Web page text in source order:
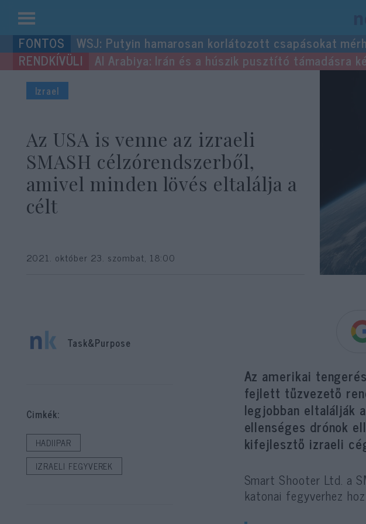
Kilépés
a
tartalomba
WSJ: Putyin hamarosan korlátozott csapásokat
Al Arabiya: Irán és a húszik pusztító támadásra
Izrael
Az USA is venne az izraeli
SMASH célzórendszerből,
amivel minden lövés eltalálja a
célt
2021. október 23. szombat, 18:00
Az amerikai
fejlett tűzvezető
legjobban eltalálják
ellenséges drónok
kifejlesztő izraeli
Smart Shooter Ltd. a
katonai fegyverhez
Task&Purpose
Cimkék:
HADIIPAR
IZRAELI FEGYVEREK